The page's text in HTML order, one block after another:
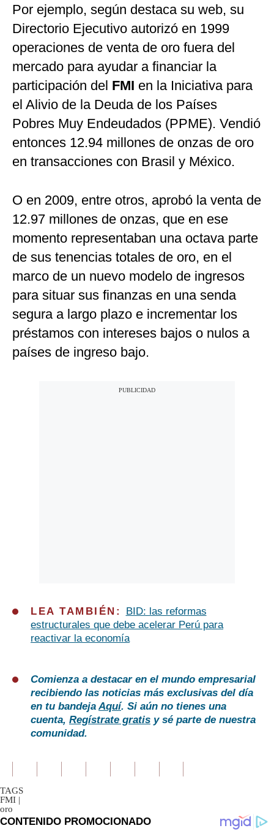
Por ejemplo, según destaca su web, su
Directorio Ejecutivo autorizó en 1999
operaciones de venta de oro fuera del
mercado para ayudar a financiar la
participación del FMI en la Iniciativa para
el Alivio de la Deuda de los Países
Pobres Muy Endeudados (PPME). Vendió
entonces 12.94 millones de onzas de oro
en transacciones con Brasil y México.
O en 2009, entre otros, aprobó la venta de
12.97 millones de onzas, que en ese
momento representaban una octava parte
de sus tenencias totales de oro, en el
marco de un nuevo modelo de ingresos
para situar sus finanzas en una senda
segura a largo plazo e incrementar los
préstamos con intereses bajos o nulos a
países de ingreso bajo.
LEA TAMBIÉN:
BID: las reformas
estructurales que debe acelerar Perú para
reactivar la economía
Comienza a destacar en el mundo empresarial
recibiendo las noticias más exclusivas del día
en tu bandejaAquí. Si aún no tienes una
cuenta, Regístrate gratis y sé parte de nuestra
comunidad.
TAGS
FMI |
oro